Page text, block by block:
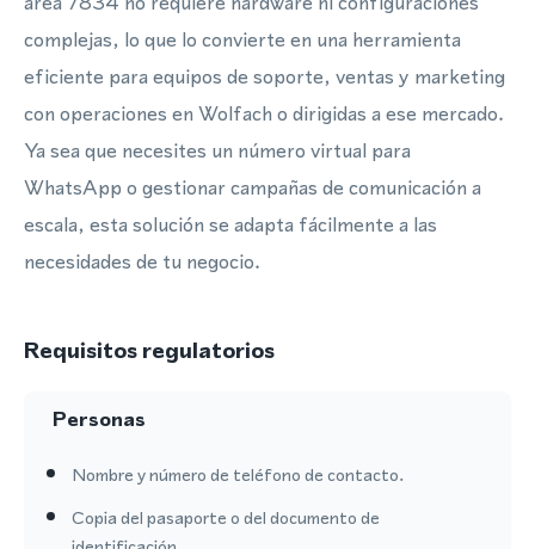
complejas, lo que lo convierte en una herramienta
eficiente para equipos de soporte, ventas y marketing
con operaciones en Wolfach o dirigidas a ese mercado.
Ya sea que necesites un número virtual para
WhatsApp o gestionar campañas de comunicación a
escala, esta solución se adapta fácilmente a las
necesidades de tu negocio.
Requisitos regulatorios
Personas
Nombre y número de teléfono de contacto.
Copia del pasaporte o del documento de